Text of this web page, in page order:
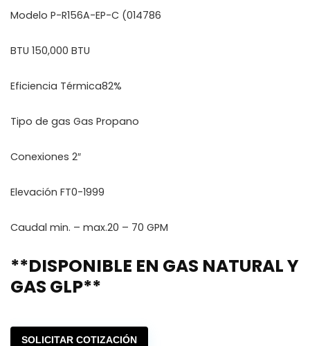
Modelo P-R156A-EP-C (014786
BTU 150,000 BTU
Eficiencia Térmica82%
Tipo de gas Gas Propano
Conexiones 2″
Elevación FT0-1999
Caudal min. – max.20 – 70 GPM
**DISPONIBLE EN GAS NATURAL Y
GAS GLP**
SOLICITAR COTIZACIÓN